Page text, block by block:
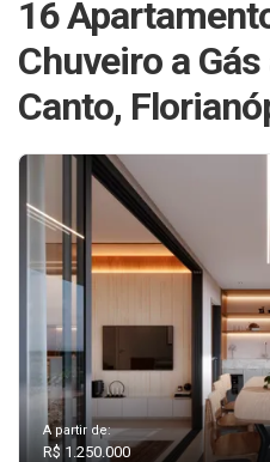
16
Chuveiro a
Canto,
A partir de:
R$ 1.250.000